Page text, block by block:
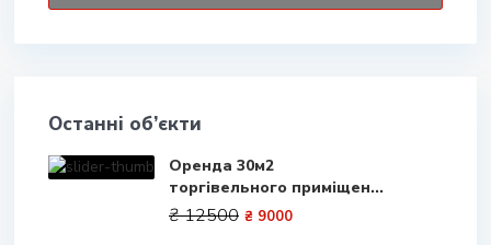
Останні об’єкти
Оренда 30м2
торгівельного приміщен...
₴ 12500 ₴ 9000